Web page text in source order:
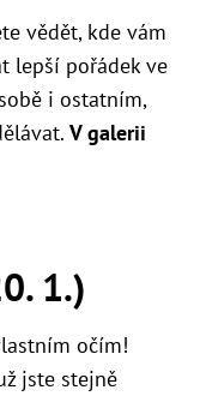
vědět, kde vám
lepší pořádek ve
i ostatním,
V galerii
1.)
očím!
jste stejně